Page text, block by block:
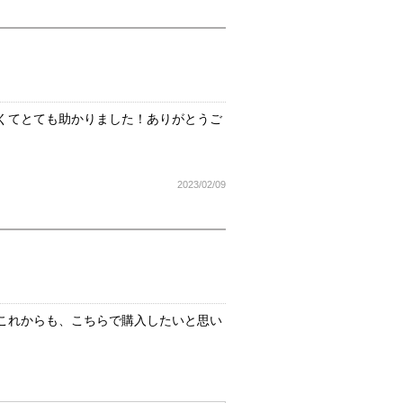
てとても助かりました！ありがとうご
2023/02/09
れからも、こちらで購入したいと思い